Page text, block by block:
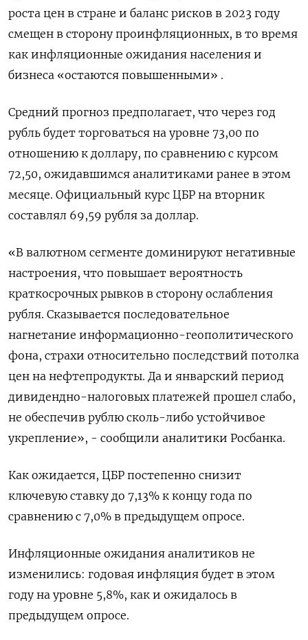
роста цен в стране и баланс рисков в 2023 году
смещен в сторону проинфляционных, в то время
как инфляционные ожидания населения и
бизнеса «остаются повышенными» .
Средний прогноз предполагает, что через год
рубль будет торговаться на уровне 73,00 по
отношению к доллару, по сравнению с курсом
72,50, ожидавшимся аналитиками ранее в этом
месяце. Официальный курс ЦБР на вторник
составлял 69,59 рубля за доллар.
«В валютном сегменте доминируют негативные
настроения, что повышает вероятность
краткосрочных рывков в сторону ослабления
рубля. Сказывается последовательное
нагнетание информационно-геополитического
фона, страхи относительно последствий потолка
цен на нефтепродукты. Да и январский период
дивидендно-налоговых платежей прошел слабо,
не обеспечив рублю сколь-либо устойчивое
укрепление», - сообщили аналитики Росбанка.
Как ожидается, ЦБР постепенно снизит
ключевую ставку до 7,13% к концу года по
сравнению с 7,0% в предыдущем опросе.
Инфляционные ожидания аналитиков не
изменились: годовая инфляция будет в этом
году на уровне 5,8%, как и ожидалось в
предыдущем опросе.